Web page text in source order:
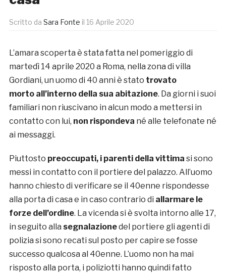
Scritto da Sara Fonte il 16 Aprile 2020
L’amara scoperta è stata fatta nel pomeriggio di
martedì 14 aprile 2020 a Roma, nella zona di villa
Gordiani, un uomo di 40 anni è stato trovato
morto all’interno della sua abitazione. Da giorni i suoi
familiari non riuscivano in alcun modo a mettersi in
contatto con lui, non rispondeva né alle telefonate né
ai messaggi.
Piuttosto preoccupati, i parenti della vittima si sono
messi in contatto con il portiere del palazzo. All’uomo
hanno chiesto di verificare se il 40enne rispondesse
alla porta di casa e in caso contrario di allarmare le
forze dell’ordine. La vicenda si è svolta intorno alle 17,
in seguito alla segnalazionedel portiere gli agenti di
polizia si sono recati sul posto per capire se fosse
successo qualcosa al 40enne. L’uomo non ha mai
risposto alla porta, i poliziotti hanno quindi fatto